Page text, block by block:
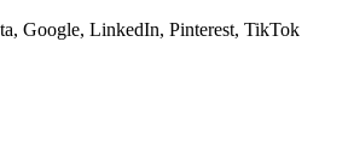
Google, LinkedIn, Pinterest, TikTok